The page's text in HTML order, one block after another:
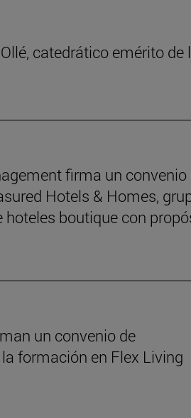
catedrático emérito de
firma un convenio
Hotels & Homes,
hoteles boutique con
un convenio de
formación en Flex Living